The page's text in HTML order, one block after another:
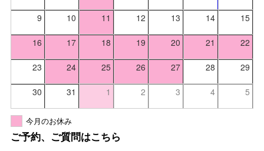
9 10 11 12 13 14 15
16 17 18 19 20 21 22
23 24 25 26 27 28 29
30 31 1 2 3 4 5
今月のお休み
ご予約、ご質問はこちら